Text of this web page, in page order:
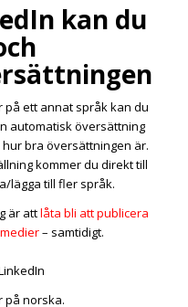
kan du
på ett annat språk kan du
automatisk översättning
hur bra översättningen är.
kommer du direkt till
lägga till fler språk.
är attlåta bli att publicera
– samtidigt.
på norska.